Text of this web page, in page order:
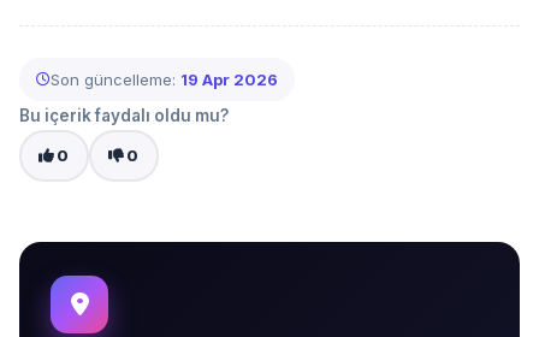
Son güncelleme: 19 Apr 2026
Bu içerik faydalı oldu mu?
0 0